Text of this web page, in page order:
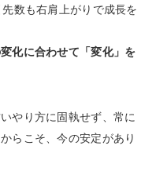
数も右肩上がりで成長を
化に合わせて「変化」を
やり方に固執せず、常に
らこそ、今の安定があり